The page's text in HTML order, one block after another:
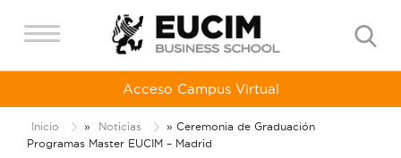
Acceso Campus Virtual
Inicio » Noticias » Ceremonia de Graduación
Programas Master EUCIM – Madrid